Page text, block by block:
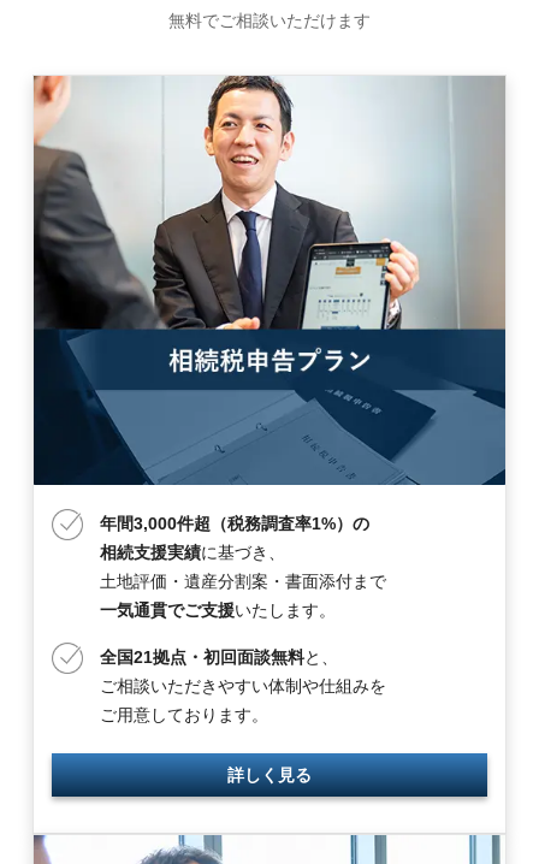
無料でご相談いただけます
年間3,000件超（税務調査率1%）の
相続支援実績に基づき、
土地評価・遺産分割案・書面添付まで
一気通貫でご支援いたします。
全国21拠点・初回面談無料と、
ご相談いただきやすい体制や仕組みを
ご用意しております。
詳しく見る